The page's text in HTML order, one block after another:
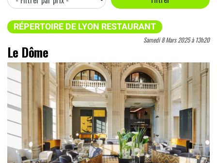
RÉPERTOIRE DE LYON RESTAURANT
Samedi 8 Mars 2025 à 13h20
Le Dôme